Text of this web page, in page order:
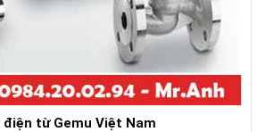
điện từ Gemu Việt Nam